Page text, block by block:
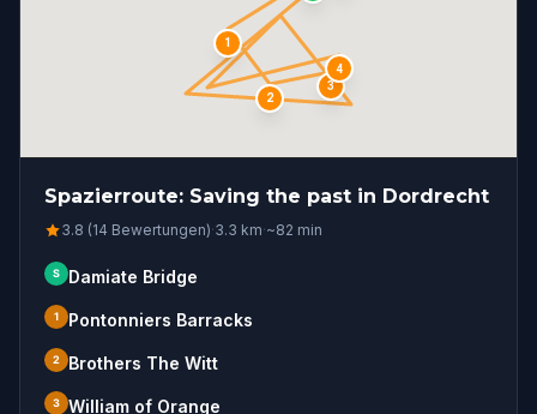
1
2
3
4
Spazierroute: Saving the past in Dordrecht
3.8 (14 Bewertungen)·3.3 km·~82 min
S Damiate Bridge
1 Pontonniers Barracks
2 Brothers The Witt
3 William of Orange